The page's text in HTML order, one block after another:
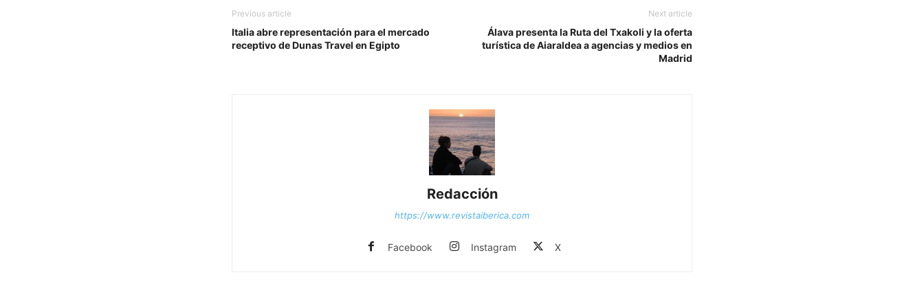
Previous article
Italia abre representación para el mercado
receptivo de Dunas Travel en Egipto
Next article
Álava presenta la Ruta del Txakoli y la oferta
turística de Aiaraldea a agencias y medios en
Madrid
Redacción
https://www.revistaiberica.com
Facebook Instagram X